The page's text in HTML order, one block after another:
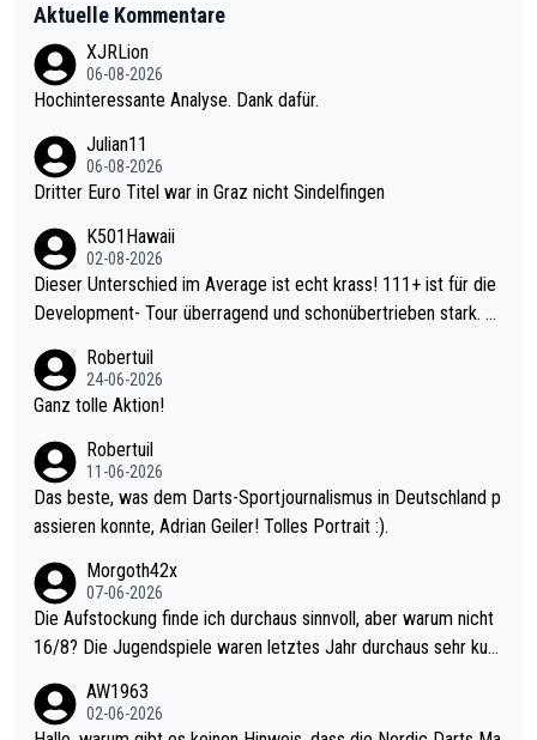
Aktuelle Kommentare
XJRLion
06-08-2026
Hochinteressante Analyse. Dank dafür.
Julian11
06-08-2026
Dritter Euro Titel war in Graz nicht Sindelfingen
K501Hawaii
02-08-2026
Dieser Unterschied im Average ist echt krass! 111+ ist für die
Development- Tour überragend und schonübertrieben stark. U
mal 40+ erst recht. Da gewinnst keinen Blumentopf - ist ja noc
h krasser wie ein Pokalspiel eines Kreisligisten vs einem Bund
Robertuil
24-06-2026
Ganz tolle Aktion!
Robertuil
11-06-2026
Das beste, was dem Darts-Sportjournalismus in Deutschland p
assieren konnte, Adrian Geiler! Tolles Portrait :).
Morgoth42x
07-06-2026
Die Aufstockung finde ich durchaus sinnvoll, aber warum nicht
16/8? Die Jugendspiele waren letztes Jahr durchaus sehr kurz
Allerdings ist Mitchell Lawrie als Nummer 1 der Welt eh qualifi
ziert. Somit ändert die automatische Qualifikation des Weltmei
AW1963
02-06-2026